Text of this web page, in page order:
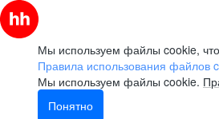
Мы используем файлы cookie,
Правила использования файлов
Мы используем файлы cookie.
Понятно